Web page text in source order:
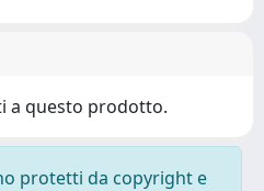
a questo prodotto.
protetti da copyright e